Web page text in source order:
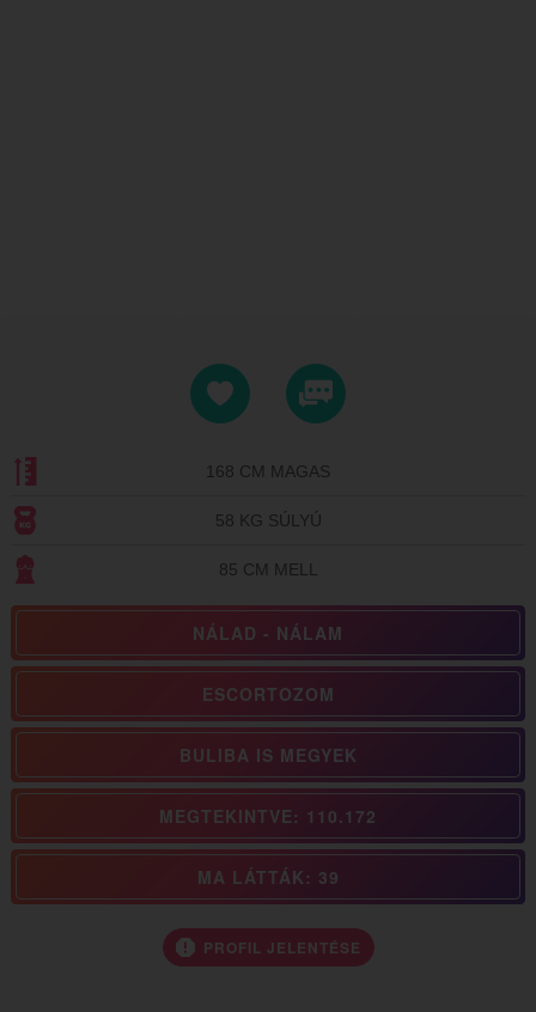
168 CM MAGAS
58 KG SÚLYÚ
85 CM MELL
NÁLAD - NÁLAM
ESCORTOZOM
BULIBA IS MEGYEK
MEGTEKINTVE: 110.172
MA LÁTTÁK: 39
PROFIL JELENTÉSE